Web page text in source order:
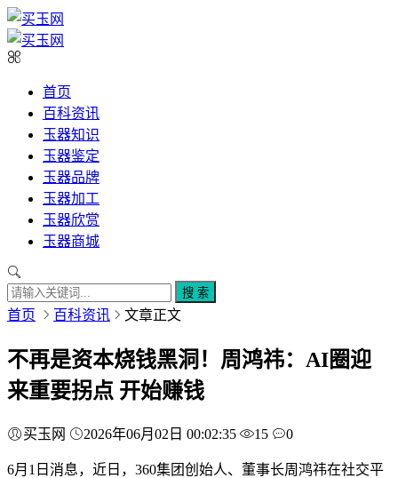
首页
百科资讯
玉器知识
玉器鉴定
玉器品牌
玉器加工
玉器欣赏
玉器商城
搜 索
首页 百科资讯 文章正文
不再是资本烧钱黑洞！周鸿祎：AI圈迎
来重要拐点 开始赚钱
买玉网 2026年06月02日 00:02:35 15 0
6月1日消息，近日，360集团创始人、董事长周鸿祎在社交平